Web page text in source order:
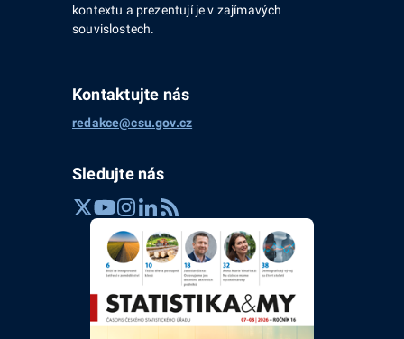
kontextu a prezentují je v zajímavých
souvislostech.
Kontaktujte nás
redakce@csu.gov.cz
Sledujte nás